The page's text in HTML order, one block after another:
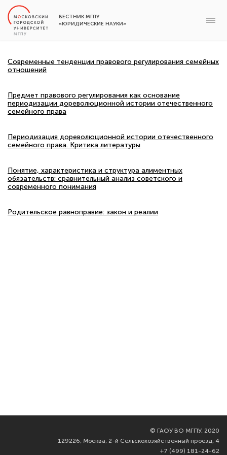
ВЕСТНИК МГПУ
«ЮРИДИЧЕСКИЕ НАУКИ»
Современные тенденции правового регулирования семейных
отношений
Предмет правового регулирования как основание
периодизации дореволюционной истории отечественного
семейного права
Периодизация дореволюционной истории отечественного
семейного права. Критика литературы
Понятие, характеристика и структура алиментных
обязательств: сравнительный анализ советского и
современного понимания
Родительское равноправие: закон и реалии
© ГАОУ ВО МГПУ, 2020
129226, Москва, 2-й Сельскохозяйственный проезд, 4
+7 (499) 181-24-62